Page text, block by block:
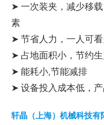
➤ 一次装夹，减少移
素
➤ 节省人力，一人可
➤ 占地面积小，节约
➤ 能耗小,节能减排
➤ 设备投入成本低，
轩晶（上海）机械科技有